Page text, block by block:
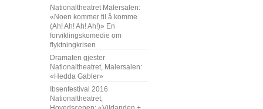
Nationaltheatret Malersalen:
«Noen kommer til å komme
(Ah! Ah! Ah! Ah!)» En
forviklingskomedie om
flyktningkrisen
Dramaten gjester
Nationaltheatret, Malersalen:
«Hedda Gabler»
Ibsenfestival 2016
Nationaltheatret,